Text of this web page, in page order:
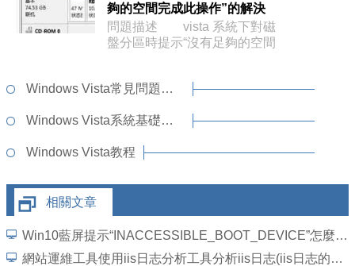
夠的空間完成此操作”的解決
問題描述 vista 系統下對磁
盤分區時提示“沒有足夠的空間
Windows Vista常見問題解答
Windows Vista系統基礎知識
Windows Vista教程
相關文章
Win10藍屏提示“INACCESSIBLE_BOOT_DEVICE”怎麼處理？
網站運維工具使用iis日志分析工具分析iis日志(iis日志的配置)